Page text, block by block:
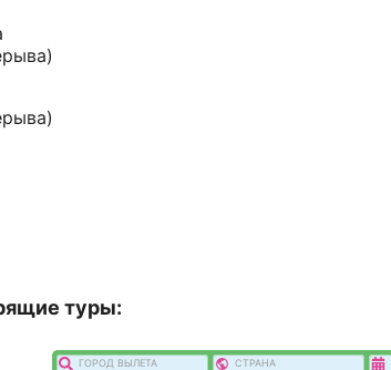
туры:
ГОРОД ВЫЛEТА СТРАНА